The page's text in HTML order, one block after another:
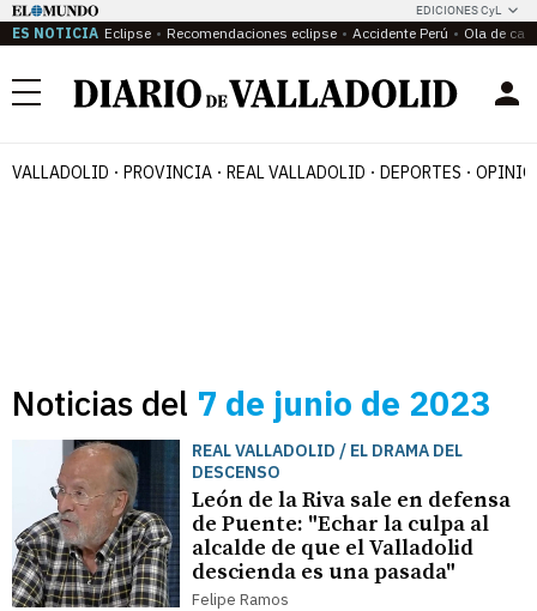
EDICIONES CyL
ES NOTICIA Eclipse Recomendaciones eclipse Accidente Perú Ola de
Menú
VALLADOLID PROVINCIA REAL VALLADOLID DEPORTES
Noticias del 7 de junio de 2023
REAL VALLADOLID / EL DRAMA DEL
DESCENSO
León de la Riva sale en defensa
de Puente: "Echar la culpa al
alcalde de que el Valladolid
descienda es una pasada"
Felipe Ramos